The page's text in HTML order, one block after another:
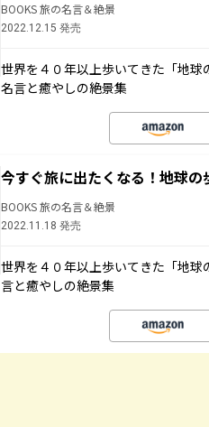
BOOKS 旅の名言＆絶景
2022.12.15 発売
世界を４０年以上歩いてきた「地
名言と癒やしの絶景集
今すぐ旅に出たくなる！地球
BOOKS 旅の名言＆絶景
2022.11.18 発売
世界を４０年以上歩いてきた「地
言と癒やしの絶景集